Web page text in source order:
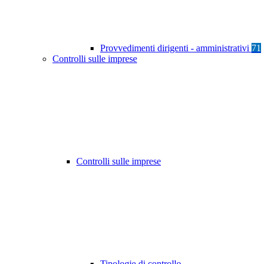
Provvedimenti dirigenti - amministrativi 71
Controlli sulle imprese
Controlli sulle imprese